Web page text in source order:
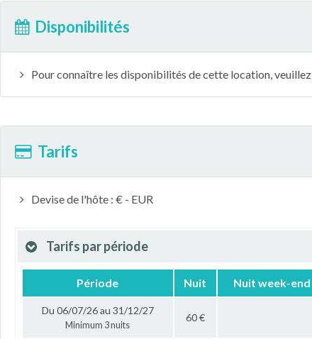
Disponibilités
Pour connaître les disponibilités de cette location, veuillez
Tarifs
Devise de l'hôte : € - EUR
Tarifs par période
Période Nuit Nuit week-end
Du 06/07/26 au 31/12/27
Minimum 3 nuits
60 €